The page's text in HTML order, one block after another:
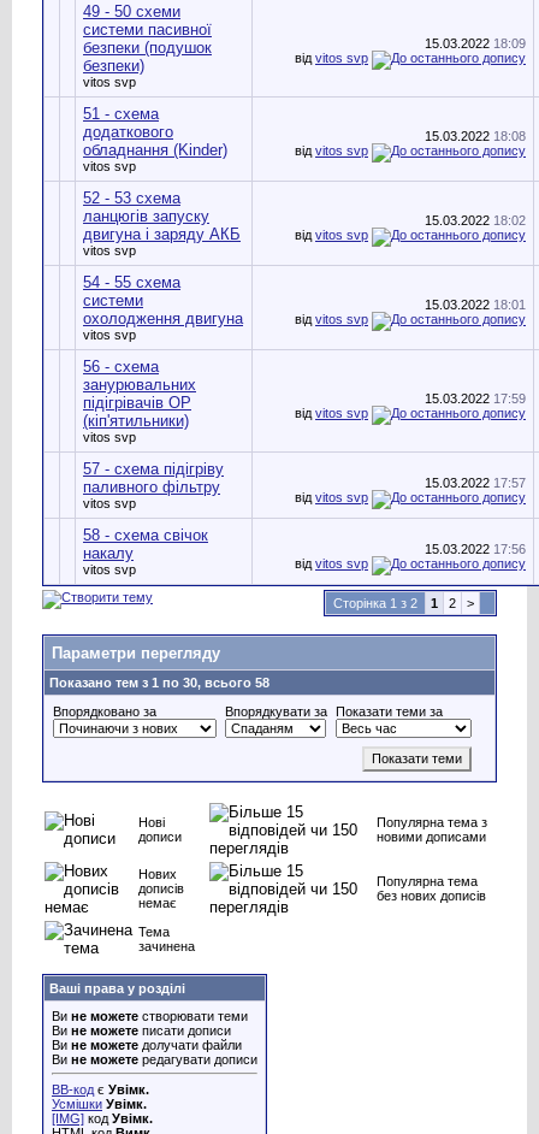
49 - 50 схеми
системи пасивної
безпеки (подушок
безпеки)
vitos svp
15.03.2022 18:09
від vitos svp
51 - схема
додаткового
обладнання (Kinder)
vitos svp
15.03.2022 18:08
від vitos svp
52 - 53 схема
ланцюгів запуску
двигуна і заряду АКБ
vitos svp
15.03.2022 18:02
від vitos svp
54 - 55 схема
системи
охолодження двигуна
vitos svp
15.03.2022 18:01
від vitos svp
56 - схема
занурювальних
підігрівачів ОР
(кіп'ятильники)
vitos svp
15.03.2022 17:59
від vitos svp
57 - схема підігріву
паливного фільтру
vitos svp
15.03.2022 17:57
від vitos svp
58 - схема свічок
накалу
vitos svp
15.03.2022 17:56
від vitos svp
Сторінка 1 з 2 1 2 >
Параметри перегляду
Показано тем з 1 по 30, всього 58
Впорядковано за
Впорядкувати за Показати теми за
Нові
дописи
Популярна тема з
новими дописами
Нових
дописів
немає
Популярна тема
без нових дописів
Тема
зачинена
Ваші права у розділі
Ви не можете створювати теми
Ви не можете писати дописи
Ви не можете долучати файли
Ви не можете редагувати дописи
BB-код є Увімк.
Усмішки Увімк.
[IMG] код Увімк.